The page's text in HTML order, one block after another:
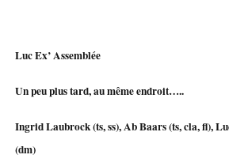
Luc Ex’ Assemblée
Un peu plus tard, au même endroit…..
Ingrid Laubrock (ts, ss), Ab Baars (ts, cla, fl),
(dm)